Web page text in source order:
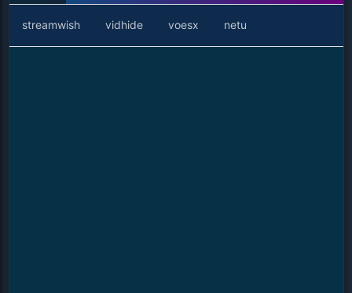
streamwish vidhide voesx netu